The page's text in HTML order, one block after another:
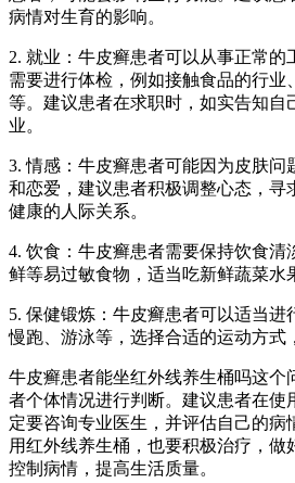
病情对生育的影响。
2. 就业：牛皮癣患者可以从事正常的
需要进行体检，例如接触食品的行业
等。建议患者在求职时，如实告知自
业。
3. 情感：牛皮癣患者可能因为皮肤问
和恋爱，建议患者积极调整心态，寻
健康的人际关系。
4. 饮食：牛皮癣患者需要保持饮食清
鲜等易过敏食物，适当吃新鲜蔬菜水
5. 保健锻炼：牛皮癣患者可以适当进
慢跑、游泳等，选择合适的运动方式
牛皮癣患者能坐红外线养生桶吗这个
者个体情况进行判断。建议患者在使
定要咨询专业医生，并评估自己的病
用红外线养生桶，也要积极治疗，做
控制病情，提高生活质量。